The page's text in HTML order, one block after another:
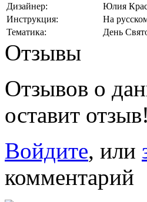
Дизайнер:
Юлия
Инструкция:
На
Тематика:
День
Отзывы
Отзывов о
оставит отзыв!
Войдите, или
комментарий